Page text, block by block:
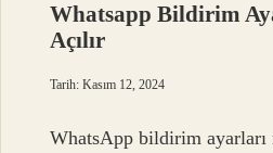
Whatsapp Bildirim
Açılır
Tarih: Kasım 12, 2024
WhatsApp bildirim ayarları